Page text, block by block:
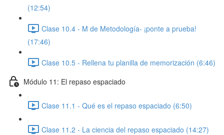
(12:54)
Clase 10.4 - M de Metodología- ¡ponte a prueba!
(17:46)
Clase 10.5 - Rellena tu planilla de memorización (6:46)
Módulo 11: El repaso espaciado
Clase 11.1 - Qué es el repaso espaciado (6:50)
Clase 11.2 - La ciencia del repaso espaciado (14:27)